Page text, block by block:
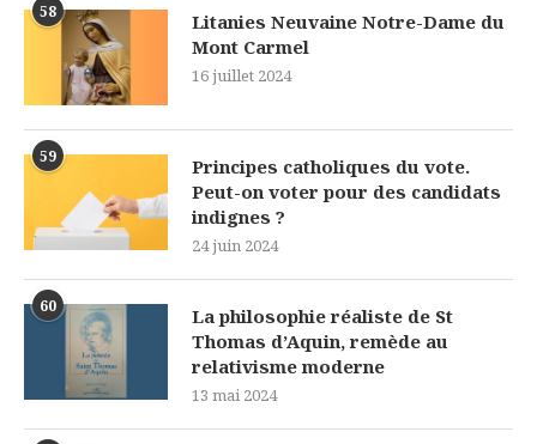
58
Litanies Neuvaine Notre-Dame du
Mont Carmel
16 juillet 2024
59
Principes catholiques du vote.
Peut-on voter pour des candidats
indignes ?
24 juin 2024
60
La philosophie réaliste de St
Thomas d’Aquin, remède au
relativisme moderne
13 mai 2024